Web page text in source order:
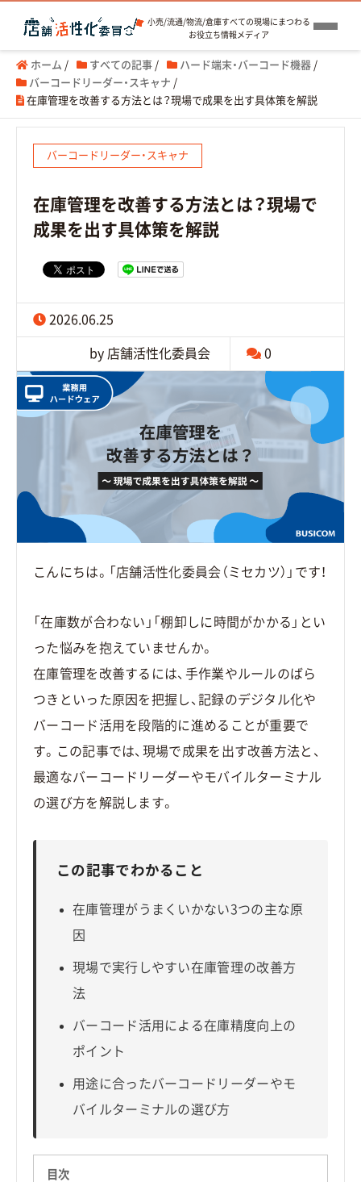
小売/流通/物流/倉庫すべての現場にまつわる
お役立ち情報メディア
ホーム / すべての記事 / ハード端末・バーコード機器 /
バーコードリーダー・スキャナ /
在庫管理を改善する方法とは？現場で成果を出す具体策を解説
バーコードリーダー・スキャナ
在庫管理を改善する方法とは？現場で
成果を出す具体策を解説
2026.06.25
by 店舗活性化委員会 0
こんにちは。「店舗活性化委員会（ミセカツ）」です！
「在庫数が合わない」「棚卸しに時間がかかる」とい
った悩みを抱えていませんか。
在庫管理を改善するには、手作業やルールのばら
つきといった原因を把握し、記録のデジタル化や
バーコード活用を段階的に進めることが重要で
す。この記事では、現場で成果を出す改善方法と、
最適なバーコードリーダーやモバイルターミナル
の選び方を解説します。
この記事でわかること
在庫管理がうまくいかない3つの主な原
因
現場で実行しやすい在庫管理の改善方
法
バーコード活用による在庫精度向上の
ポイント
用途に合ったバーコードリーダーやモ
バイルターミナルの選び方
目次